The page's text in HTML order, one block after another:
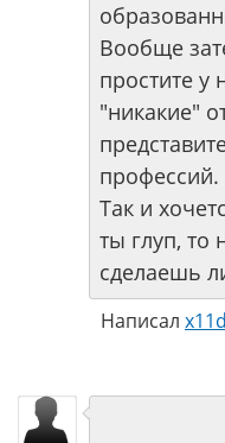
Вообще
простите у
"никакие"
профессий.
Так и
ты глуп, то
сделаешь
Написал